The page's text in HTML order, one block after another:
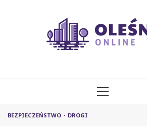
PRIMARY
BEZPIECZEŃSTWO DROGI